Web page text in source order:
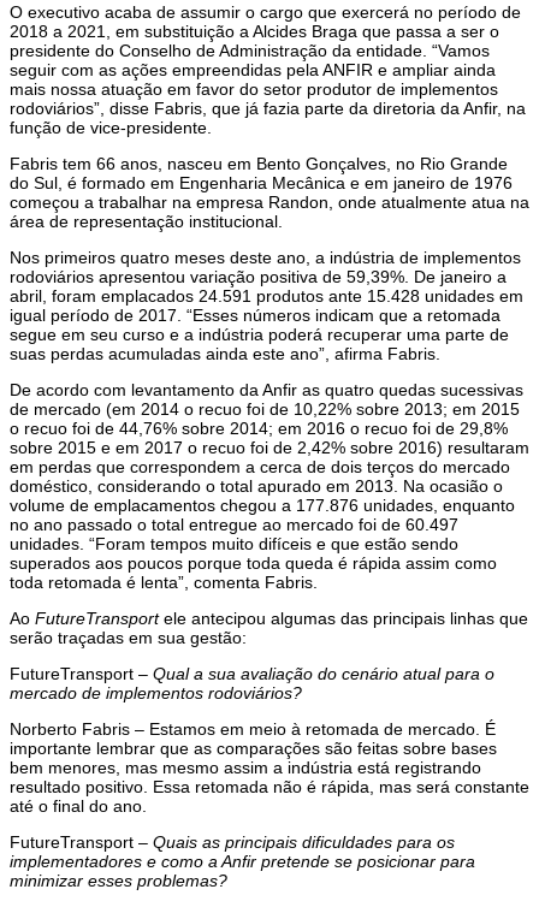
O executivo acaba de assumir o cargo que exercerá no período de
2018 a 2021, em substituição a Alcides Braga que passa a ser o
presidente do Conselho de Administração da entidade. “Vamos
seguir com as ações empreendidas pela ANFIR e ampliar ainda
mais nossa atuação em favor do setor produtor de implementos
rodoviários”, disse Fabris, que já fazia parte da diretoria da Anfir, na
função de vice-presidente.
Fabris tem 66 anos, nasceu em Bento Gonçalves, no Rio Grande
do Sul, é formado em Engenharia Mecânica e em janeiro de 1976
começou a trabalhar na empresa Randon, onde atualmente atua na
área de representação institucional.
Nos primeiros quatro meses deste ano, a indústria de implementos
rodoviários apresentou variação positiva de 59,39% . De janeiro a
abril, foram emplacados 24.591 produtos ante 15.428 unidades em
igual período de 2017. “Esses números indicam que a retomada
segue em seu curso e a indústria poderá recuperar uma parte de
suas perdas acumuladas ainda este ano”, afirma Fabris.
De acordo com levantamento da Anfir as quatro quedas sucessivas
de mercado (em 2014 o recuo foi de 10,22% sobre 2013; em 2015
o recuo foi de 44,76% sobre 2014; em 2016 o recuo foi de 29,8%
sobre 2015 e em 2017 o recuo foi de 2,42% sobre 2016) resultaram
em perdas que correspondem a cerca de dois terços do mercado
doméstico, considerando o total apurado em 2013. Na ocasião o
volume de emplacamentos chegou a 177.876 unidades, enquanto
no ano passado o total entregue ao mercado foi de 60.497
unidades. “Foram tempos muito difíceis e que estão sendo
superados aos poucos porque toda queda é rápida assim como
toda retomada é lenta”, comenta Fabris.
Ao FutureTransportele antecipou algumas das principais linhas que
serão traçadas em sua gestão:
FutureTransport – Qual a sua avaliação do cenário atual para o
mercado de implementos rodoviários?
Norberto Fabris – Estamos em meio à retomada de mercado. É
importante lembrar que as comparações são feitas sobre bases
bem menores, mas mesmo assim a indústria está registrando
resultado positivo. Essa retomada não é rápida, mas será constante
até o final do ano.
FutureTransport – Quais as principais dificuldades para os
implementadores e como a Anfir pretende se posicionar para
minimizar esses problemas?